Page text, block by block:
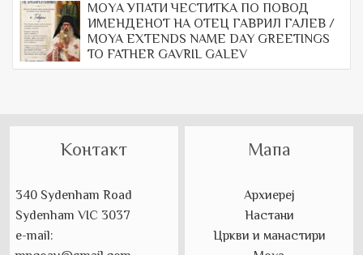
МОYА УПАТИ ЧЕСТИТКА ПО ПОВОД
ИМЕНДЕНОТ НА ОТЕЦ ГАВРИЛ ГАЛЕВ /
MOYA EXTENDS NAME DAY GREETINGS
TO FATHER GAVRIL GALEV
Контакт
340 Sydenham Road
Sydenham VIC 3037
e-mail:
Мапа
Архиереј
Настани
Цркви и манастири